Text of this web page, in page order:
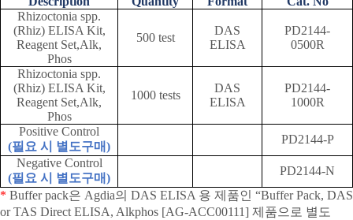
Rhizoctonia spp.
(Rhiz) ELISA Kit,
Reagent Set,Alk,
Phos
500 test
DAS
ELISA
PD2144-
0500R
Rhizoctonia spp.
(Rhiz) ELISA Kit,
Reagent Set,Alk,
Phos
1000 tests
DAS
ELISA
PD2144-
1000R
Positive Control
(필요 시 별도구매)
PD2144-P
Negative Control
(필요 시 별도구매)
PD2144-N
* Buffer pack은 Agdia의 DAS ELISA 용 제품인 “Buffer Pack, DAS
or TAS Direct ELISA, Alkphos [AG-ACC00111] 제품으로 별도